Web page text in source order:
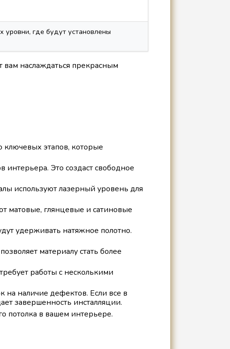
где будут установлены
вам наслаждаться прекрасным
ключевых этапов, которые
Это создаст свободное
используют лазерный уровень для
матовые, глянцевые и сатиновые
удерживать натяжное полотно.
материалу стать более
работы с несколькими
на наличие дефектов. Если все в
завершенность инсталляции.
потолка в вашем интерьере.